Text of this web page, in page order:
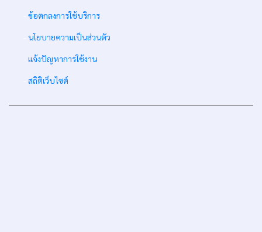
ข้อตกลงการใช้บริการ
นโยบายความเป็นส่วนตัว
แจ้งปัญหาการใช้งาน
สถิติเว็บไซต์